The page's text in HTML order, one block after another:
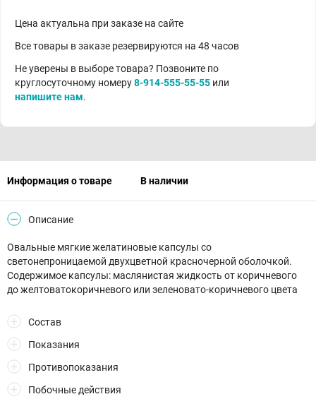
Цена актуальна при заказе на сайте
Все товары в заказе резервируются на 48 часов
Не уверены в выборе товара? Позвоните по
круглосуточному номеру8-914-555-55-55 или
напишите нам.
Информация о товаре В наличии
Описание
Овальные мягкие желатиновые капсулы со
светонепроницаемой двухцветной красночерной оболочкой.
Содержимое капсулы: маслянистая жидкость от коричневого
до желтоватокоричневого или зеленовато-коричневого цвета
Состав
Показания
Противопоказания
Побочные действия